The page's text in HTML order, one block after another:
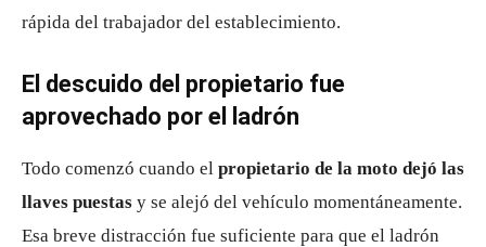
rápida del trabajador del establecimiento.
El descuido del propietario fue
aprovechado por el ladrón
Todo comenzó cuando el propietario de la moto dejó las
llaves puestas y se alejó del vehículo momentáneamente.
Esa breve distracción fue suficiente para que el ladrón